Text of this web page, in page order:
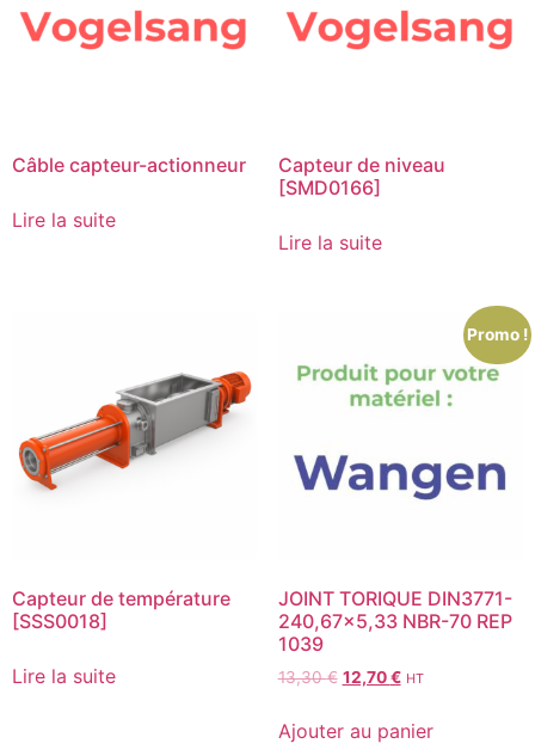
Câble capteur-actionneur
Lire la suite
Capteur de niveau
[SMD0166]
Lire la suite
Capteur de température
[SSS0018]
Lire la suite
Promo !
JOINT TORIQUE DIN3771-
240,67×5,33 NBR-70 REP
1039
13,30€ 12,70€ HT
Ajouter au panier